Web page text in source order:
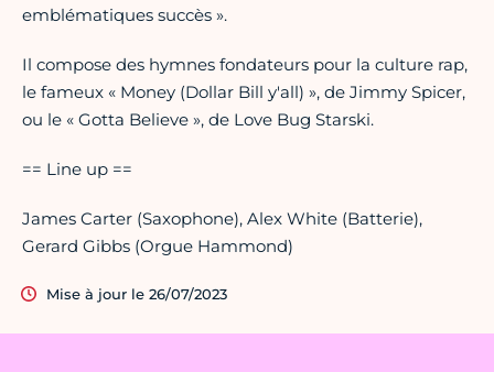
emblématiques succès ».
Il compose des hymnes fondateurs pour la culture rap,
le fameux « Money (Dollar Bill y'all) », de Jimmy Spicer,
ou le « Gotta Believe », de Love Bug Starski.
== Line up ==
James Carter (Saxophone), Alex White (Batterie),
Gerard Gibbs (Orgue Hammond)
Mise à jour le 26/07/2023